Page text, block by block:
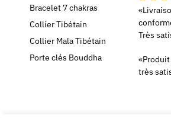
Bracelet 7 chakras
Collier Tibétain
Collier Mala Tibétain
Porte clés Bouddha
Très
très